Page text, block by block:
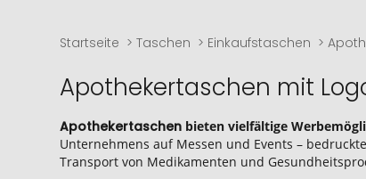
Startseite Taschen Einkaufstaschen
Apothekertaschen mit
Apothekertaschen bieten vielfältige
Unternehmens auf Messen und Events –
Transport von Medikamenten und